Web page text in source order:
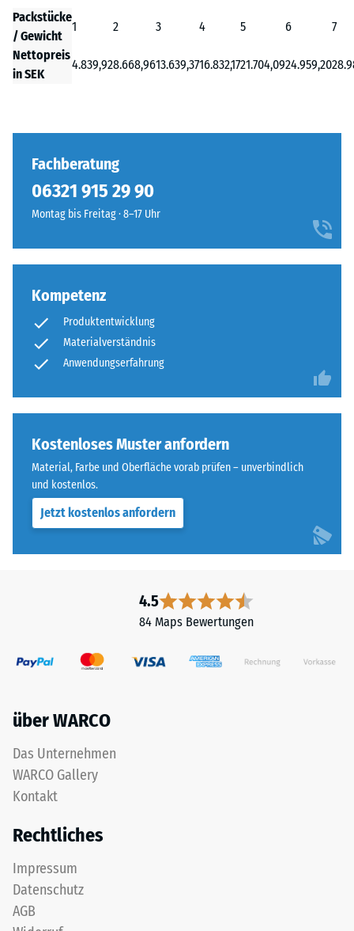
Packstücke
/ Gewicht
1 2 3 4 5 6
7
Nettopreis
in SEK
4.839,928.668,9613.639,3716.832,1721.704,0924.959,20
Fachberatung
06321 915 29 90
Montag bis Freitag · 8–17 Uhr
Kompetenz
Produktentwicklung
Materialverständnis
Anwendungserfahrung
Kostenloses Muster anfordern
Material, Farbe und Oberfläche vorab prüfen – unverbindlich
und kostenlos.
Jetzt kostenlos anfordern
4.5
84 Maps Bewertungen
über WARCO
Das Unternehmen
WARCO Gallery
Kontakt
Rechtliches
Impressum
Datenschutz
AGB